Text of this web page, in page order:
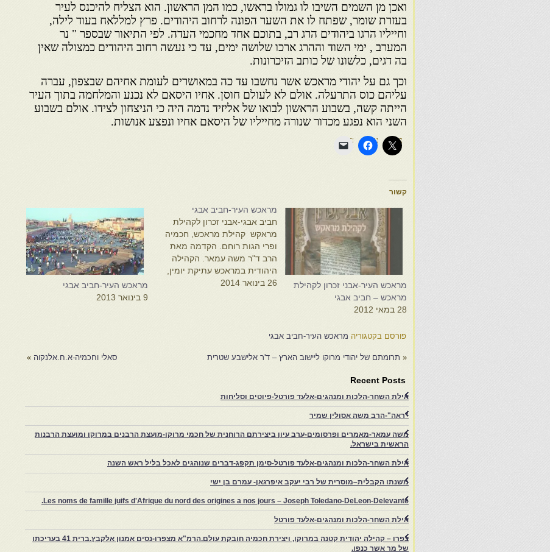
ואכן מן השמים השיבו לו גמולו בראשו, כמו המן הראשון. הוא הצליח להיכנס לעיר
בעזרת שומר, שפתח לו את השער הפונה לרחוב היהודים. פרץ למללאח בעוד לילה,
וחייליו הרגו ביהודים הרג רב, בתוכם אחד מחכמי העדה. לפי התיאור שבספר " נר
המערב , ימי השוד וההרג ארכו שלושה ימים, עד כי נעשה רחוב היהודים כמצולה שאין
בה דגים, כלשונו של כותב הזיכרונות.
וכך גם על יהודי מראכש אשר נחשבו עד כה במאושרים לעומת אחיהם שבצפון, עברה
עליהם כוס התרעלה. אולם לא לעולם חוסן. אחיו היסאם לא נכנע והמלחמה בתוך העיר
הייתה קשה, בשבוע הראשון לבואו של אליזיד נדמה היה כי הניצחון לצידו. אולם בשבוע
השני הוא נפגע מכדור שנורה מחייליו של היסאם אחיו ונפצע אנושות.
קשור
מראכש העיר-אבני זכרון לקהילת
מראכש – חביב אבגי
28 במאי 2012
מראכש העיר-חביב אבגי
חביב אבגי-אבני זכרון לקהילת
מראקש קהילת מראכש, חכמיה
ופרי הגות רוחם. הקדמה מאת
הרב ד"ר משה עמאר. הקהילה
היהודית במראכש עתיקת יומין,
שמה מוזכר במחצית הראשונה
26 בינואר 2014
מראכש העיר-חביב אבגי
9 בינואר 2013
פורסם בקטגוריה מראכש העיר-חביב אבגי
« תרומתם של יהודי מרוקו ליישוב הארץ – ד'ר אלישבע שטרית סאלי וחכמיה-א.ח.אלנקוה »
Recent Posts
אילת השחר-הלכות ומנהגים-אלעד פורטל-פיוטים וסליחות
"ראה"-הרב משה אסולין שמיר
משה עמאר-מאמרים ופרסומים-ערב עיון ביצירתם הרוחנית של חכמי מרוקו-מועצת הרבנים במרוקו ומועצת הרבנות
הראשית בישראל.
אילת השחר-הלכות ומנהגים-אלעד פורטל-סימן תקפג-דברים שנוהגים לאכל בליל ראש השנה
משנתו הקבלית–מוסרית של רבי יעקב איפרגאן- עמרם בן ישי
Les noms de famille juifs d'Afrique du nord des origines a nos jours – Joseph Toledano-DeLeon-Delevante.
אילת השחר-הלכות ומנהגים-אלעד פורטל
צפרו – קהילה יהודית קטנה במרוקו, ויצירת חכמיה חובקת עולם.הרמ"א מצפרו-נסים אמנון אלקבץ.ברית 41 בעריכתו
של מר אשר כנפו.